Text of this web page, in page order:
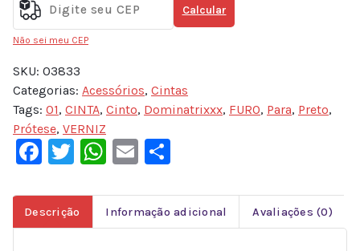
Calcular
Não sei meu CEP
SKU: 03833
Categorias: Acessórios, Cintas
Tags: 01, CINTA, Cinto, Dominatrixxx, FURO, Para, Preto,
Prótese, VERNIZ
Facebook
Twitter
WhatsApp
Email
Descrição Informação adicional Avaliações (0)